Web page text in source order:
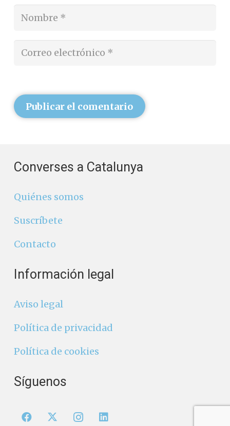
Publicar el comentario
Converses a Catalunya
Quiénes somos
Suscríbete
Contacto
Información legal
Aviso legal
Política de privacidad
Política de cookies
Síguenos